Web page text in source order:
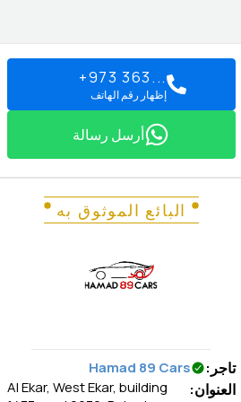
+973 363...
إظهار رقم الهاتف
أرسل رسالة
البائع الموثوق به
تاجر :
Hamad 89 Cars
العنوان:
Al Ekar, West Ekar, building